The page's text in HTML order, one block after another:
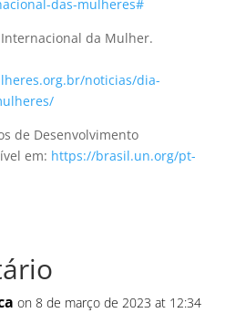
das-mulheres#
da Mulher.
noticias/dia-
de Desenvolvimento
em: https://brasil.un.org/pt-
on 8 de março de 2023 at 12:34